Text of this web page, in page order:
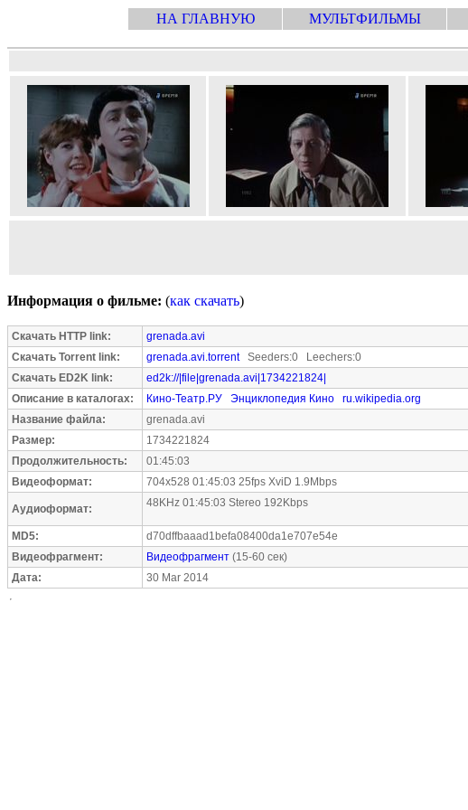
НА ГЛАВНУЮ МУЛЬТФИЛЬМЫ
Информация о фильме: (как скачать)
Скачать HTTP link:
grenada.avi
Скачать Torrent link:
grenada.avi.torrentSeeders:0 Leechers:0
Скачать ED2K link:
ed2k://|file|grenada.avi|1734221824|
Описание в каталогах:
Кино-Театр.РУ Энциклопедия Кино
ru.wikipedia.org
Название файла:
grenada.avi
Размер:
1734221824
Продолжительность:
01:45:03
Видеоформат:
704x528 01:45:03 25fps XviD 1.9Mbps
Аудиоформат: 48KHz 01:45:03 Stereo 192Kbps
MD5:
d70dffbaaad1befa08400da1e707e54e
Видеофрагмент:
Видеофрагмент (15-60 сек)
Дата:
30 Mar 2014